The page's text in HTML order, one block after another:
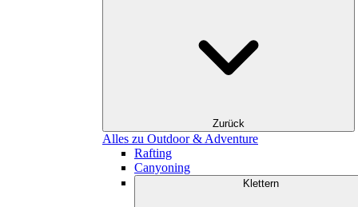
Zurück
Alles zu Outdoor & Adventure
Rafting
Canyoning
Klettern